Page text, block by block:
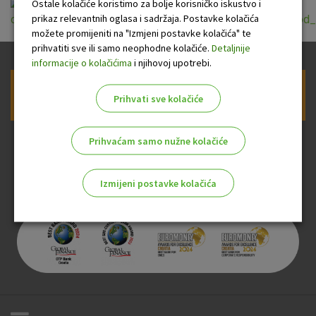
Prijava na newsletter OTP banke
Ostale kolačiće koristimo za bolje korisničko iskustvo i
prikaz relevantnih oglasa i sadržaja. Postavke kolačića
možete promijeniti na "Izmjeni postavke kolačića" te
prihvatiti sve ili samo neophodne kolačiće. Detaljnije
informacije o kolačićima i njihovoj upotrebi.
Prihvati sve kolačiće
Prihvaćam samo nužne kolačiće
Izmijeni postavke kolačića